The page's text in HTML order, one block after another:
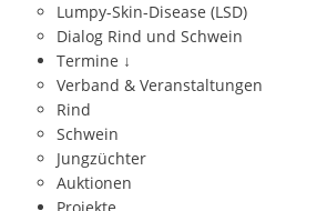
Lumpy-Skin-Disease (LSD)
Dialog Rind und Schwein
Termine ↓
Verband & Veranstaltungen
Rind
Schwein
Jungzüchter
Auktionen